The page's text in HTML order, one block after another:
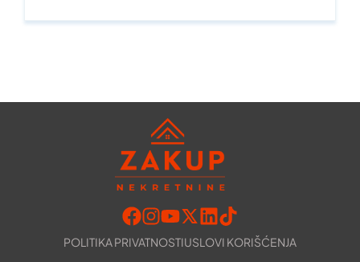
POLITIKA PRIVATNOSTIUSLOVI KORIŠĆENJA